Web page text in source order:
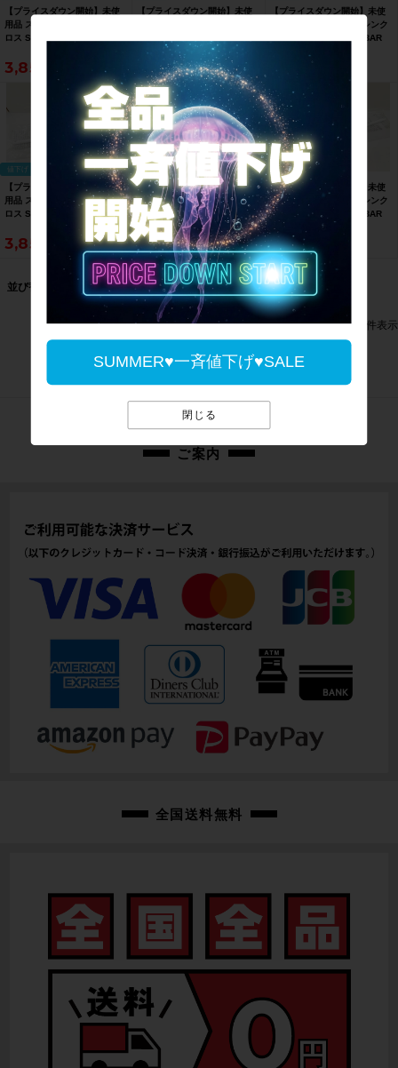
SUMMER♥一斉値下げ♥SALE
閉じる
【プライスダウン開始】未使
用品 スコット SCOTT シンク
ロス Syncros FL1.5 T-BAR
740mm クランプ径 31.8【お
買い得SALE】
3,850
【プライスダウン開始】未使
アルミ ハンドルバー ホワイト
740mm クランプ径 31.8【お
買い得SALE】
3,850
【プライスダウン開始】未使
用品 スコット SCOTT シンク
ロス Syncros FL1.5 T-BAR
値下げ
【プライスダウン開始】未使
用品 スコット SCOTT シンク
ロス Syncros FL1.5 T-BAR
アルミ ハンドルバー ホワイト
740mm クランプ径 31.8【お
買い得SALE】
3,850
値下げ
【プライスダウン開始】未使
用品 スコット SCOTT シンク
ロス Syncros FL1.5 T-BAR
アルミ ハンドルバー ホワイト
740mm クランプ径 31.8【お
買い得SALE】
3,850
値下げ
【プライスダウン開始】未使
用品 スコット SCOTT シンク
ロス Syncros FL1.5 T-BAR
アルミ ハンドルバー ホワイト
740mm クランプ径 31.8【お
買い得SALE】
3,850
並び替え 新着順 価格が高い順 価格が安い順
184件中 1- 件表示
… 4
ご案内
全国送料無料